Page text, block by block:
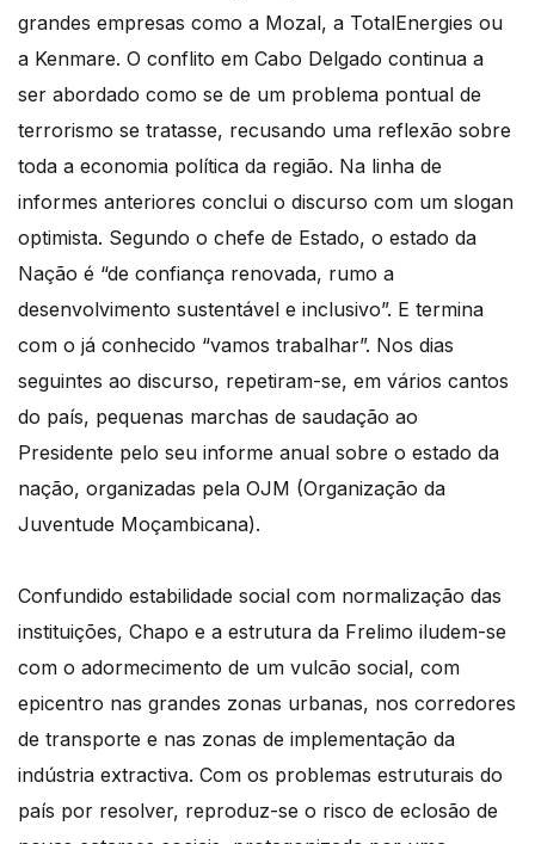
grandes empresas como a Mozal, a TotalEnergies ou
a Kenmare. O conflito em Cabo Delgado continua a
ser abordado como se de um problema pontual de
terrorismo se tratasse, recusando uma reflexão sobre
toda a economia política da região. Na linha de
informes anteriores conclui o discurso com um slogan
optimista. Segundo o chefe de Estado, o estado da
Nação é “de confiança renovada, rumo a
desenvolvimento sustentável e inclusivo”. E termina
com o já conhecido “vamos trabalhar”. Nos dias
seguintes ao discurso, repetiram-se, em vários cantos
do país, pequenas marchas de saudação ao
Presidente pelo seu informe anual sobre o estado da
nação, organizadas pela OJM (Organização da
Juventude Moçambicana).
Confundido estabilidade social com normalização das
instituições, Chapo e a estrutura da Frelimo iludem-se
com o adormecimento de um vulcão social, com
epicentro nas grandes zonas urbanas, nos corredores
de transporte e nas zonas de implementação da
indústria extractiva. Com os problemas estruturais do
país por resolver, reproduz-se o risco de eclosão de